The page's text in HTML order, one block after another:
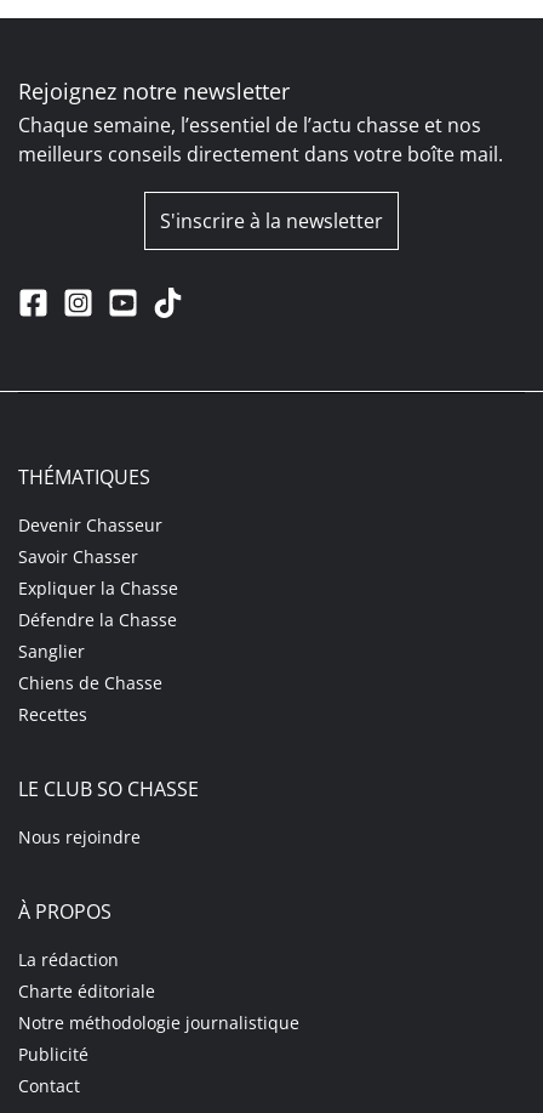
Rejoignez notre newsletter
Chaque semaine, l’essentiel de l’actu chasse et nos
meilleurs conseils directement dans votre boîte mail.
S'inscrire à la newsletter
THÉMATIQUES
Devenir Chasseur
Savoir Chasser
Expliquer la Chasse
Défendre la Chasse
Sanglier
Chiens de Chasse
Recettes
LE CLUB SO CHASSE
Nous rejoindre
À PROPOS
La rédaction
Charte éditoriale
Notre méthodologie journalistique
Publicité
Contact